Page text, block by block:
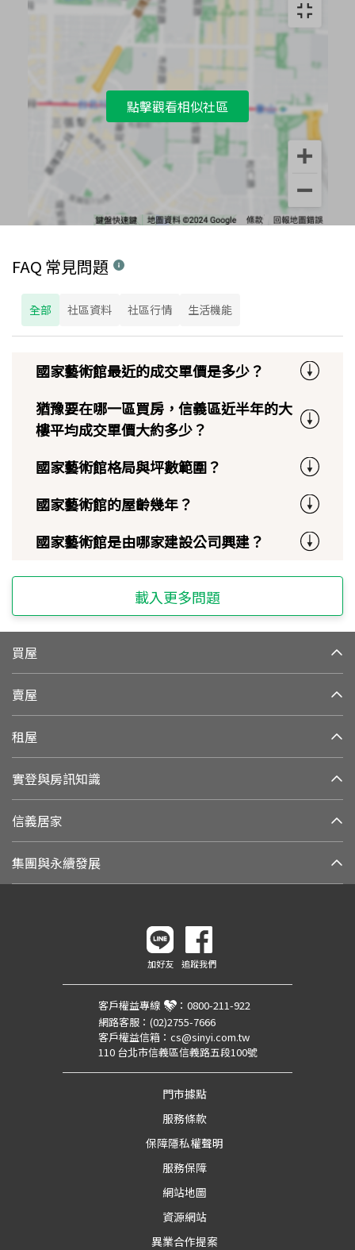
點擊觀看相似社區
FAQ 常見問題
全部 社區資料 社區行情 生活機能
國家藝術館最近的成交單價是多少？
猶豫要在哪一區買房，信義區近半年的大
樓平均成交單價大約多少？
國家藝術館格局與坪數範圍？
國家藝術館的屋齡幾年？
國家藝術館是由哪家建設公司興建？
載入更多問題
買屋
賣屋
租屋
實登與房訊知識
信義居家
集團與永續發展
加好友 追蹤我們
客戶權益專線 ： 0800-211-922
網路客服： (02)2755-7666
客戶權益信箱： cs@sinyi.com.tw
110 台北市信義區信義路五段100號
門市據點
服務條款
保障隱私權聲明
服務保障
網站地圖
資源網站
異業合作提案